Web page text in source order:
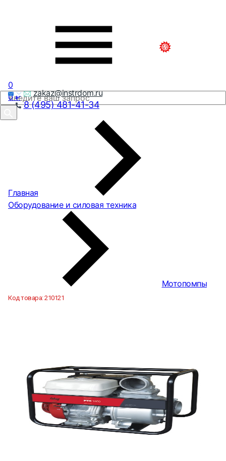
zakaz@instrdom.ru
8 (495) 481-41-34
0
0₽
Главная
Оборудование и силовая техника
Мотопомпы
Код товара:210121